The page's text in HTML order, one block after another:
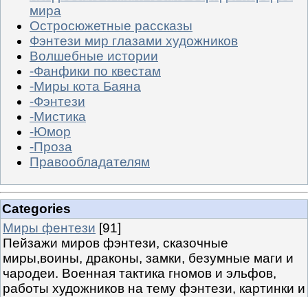
мира
Остросюжетные рассказы
Фэнтези мир глазами художников
Волшебные истории
-Фанфики по квестам
-Миры кота Баяна
-Фэнтези
-Мистика
-Юмор
-Проза
Правообладателям
Categories
Миры фентези [91]
Пейзажи миров фэнтези, сказочные
миры,воины, драконы, замки, безумные маги и
чародеи. Военная тактика гномов и эльфов,
работы художников на тему фэнтези, картинки и